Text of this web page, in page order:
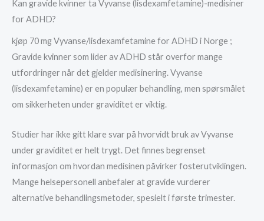
Kan gravide kvinner ta Vyvanse (lisdexamfetamine)-medisiner
for ADHD?
kjøp 70 mg Vyvanse/lisdexamfetamine for ADHD i Norge ;
Gravide kvinner som lider av ADHD står overfor mange
utfordringer når det gjelder medisinering. Vyvanse
(lisdexamfetamine) er en populær behandling, men spørsmålet
om sikkerheten under graviditet er viktig.
Studier har ikke gitt klare svar på hvorvidt bruk av Vyvanse
under graviditet er helt trygt. Det finnes begrenset
informasjon om hvordan medisinen påvirker fosterutviklingen.
Mange helsepersonell anbefaler at gravide vurderer
alternative behandlingsmetoder, spesielt i første trimester.